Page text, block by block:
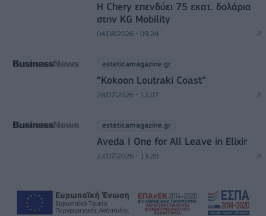
Η Chery επενδύει 75 εκατ. δολάρια
στην KG Mobility
04/08/2026 - 09:24
esteticamagazine.gr
“Kokoon Loutraki Coast”
28/07/2026 - 12:07
esteticamagazine.gr
Aveda I One for All Leave in Elixir
22/07/2026 - 13:20